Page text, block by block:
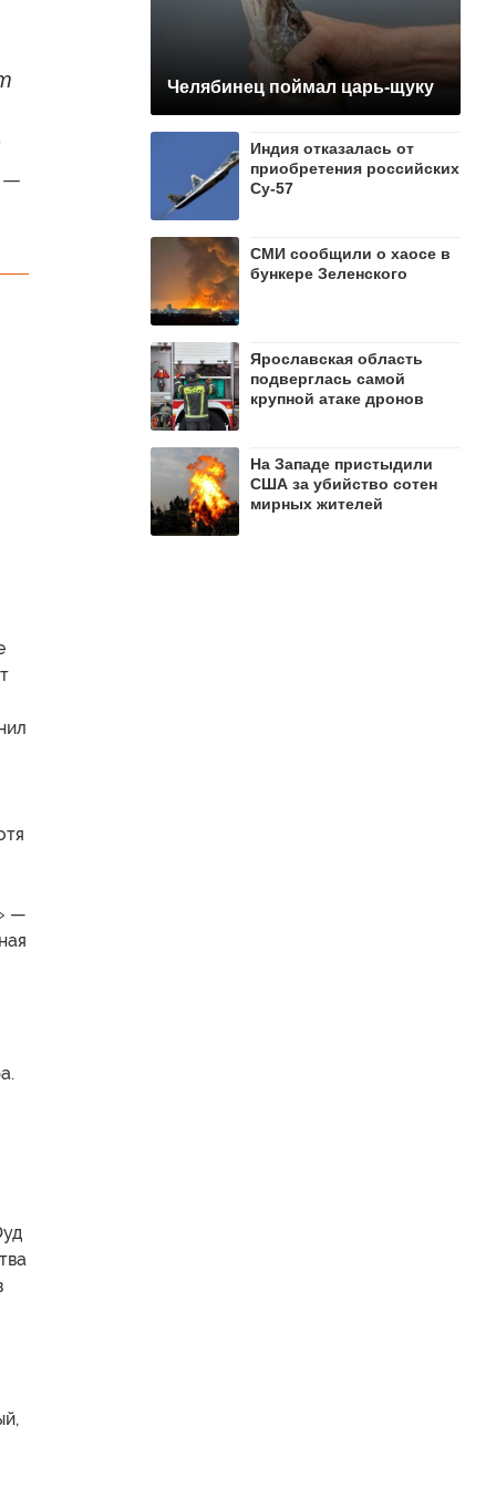
—
—
Челябинец поймал царь-щуку
Индия отказалась от
приобретения российских
Су-57
СМИ сообщили о хаосе в
бункере Зеленского
Ярославская область
подверглась самой
крупной атаке дронов
На Западе пристыдили
США за убийство сотен
мирных жителей